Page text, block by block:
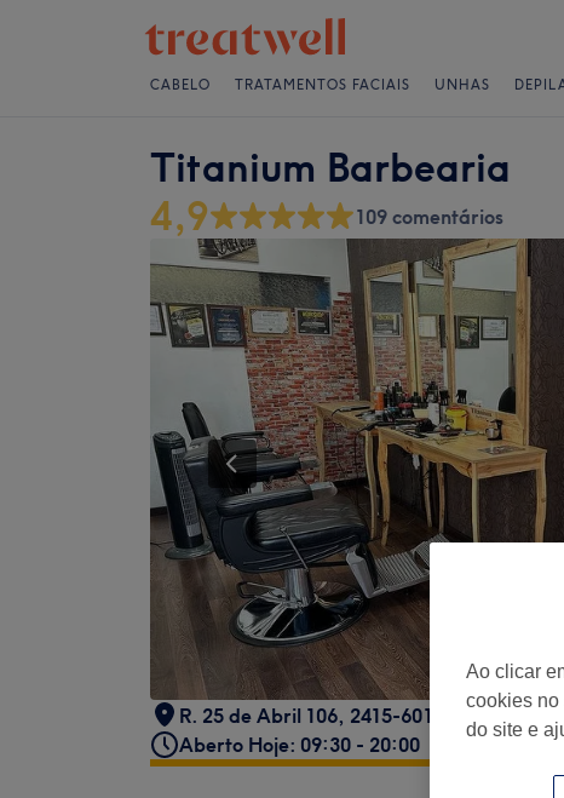
CABELO TRATAMENTOS FACIAIS UNHAS
Titanium Barbearia
4,9 109 comentários
R. 25 de Abril 106, 2415-601 Leiria,
Aberto Hoje: 09:30 - 20:00
Ao clicar
cookies no
do site e